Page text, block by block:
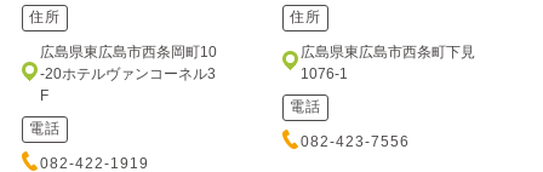
住所
広島県東広島市西条岡町10
-20ホテルヴァンコーネル3
F
電話
082-422-1919
住所
広島県東広島市西条町下見
1076-1
電話
082-423-7556